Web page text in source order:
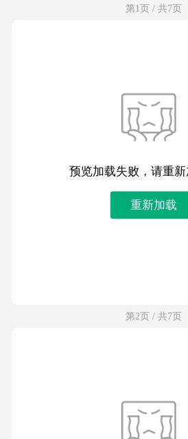
第1页 / 共7页
预览加载失败，请重
重新加载
第2页 / 共7页